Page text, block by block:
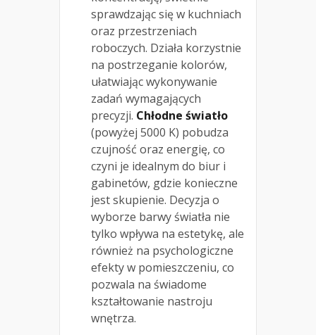
sprawdzając się w kuchniach
oraz przestrzeniach
roboczych. Działa korzystnie
na postrzeganie kolorów,
ułatwiając wykonywanie
zadań wymagających
precyzji. Chłodne światło
(powyżej 5000 K) pobudza
czujność oraz energię, co
czyni je idealnym do biur i
gabinetów, gdzie konieczne
jest skupienie. Decyzja o
wyborze barwy światła nie
tylko wpływa na estetykę, ale
również na psychologiczne
efekty w pomieszczeniu, co
pozwala na świadome
kształtowanie nastroju
wnętrza.